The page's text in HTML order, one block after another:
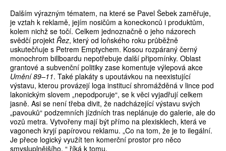
Dalším výrazným tématem, na které se Pavel Šebek zaměřuje,
je vztah k reklamě, jejím nosičům a koneckonců i produktům,
kolem nichž se točí. Celkem jednoznačně o jeho názorech
svědčí projekt Řez, který od loňského roku průběžně
uskutečňuje s Petrem Emptychem. Kosou rozpáraný černý
monochrom billboardu nepotřebuje další připomínky. Oblast
grantové a subvenční politiky zase komentuje výlepová akce
Umění 89–11. Také plakáty s upoutávkou na neexistující
výstavu, kterou provázejí loga institucí shromážděná v lince pod
lakonickým slovem „nepodporuje“, se k věci vyjadřují celkem
jasně. Asi se není třeba divit, že nadcházející výstavu svých
„pavouků“ podzemních jízdních tras neplánuje do galerie, ale do
vozů metra. Vytvořeny mají být přímo na plexisklech, která ve
vagonech kryjí papírovou reklamu. „Co na tom, že je to ilegální.
Je přece logický využít ten komerční prostor pro něco
smysluplnějšího, “ říká k tomu.